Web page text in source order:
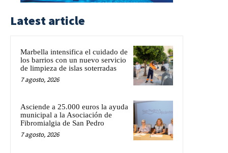
Latest article
Marbella intensifica el cuidado de
los barrios con un nuevo servicio
de limpieza de islas soterradas
7 agosto, 2026
Asciende a 25.000 euros la ayuda
municipal a la Asociación de
Fibromialgia de San Pedro
7 agosto, 2026